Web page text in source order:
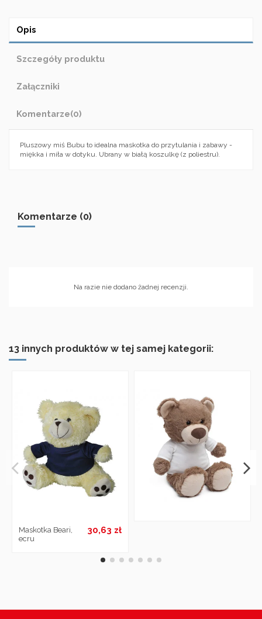
Opis
Szczegóły produktu
Załączniki
Komentarze(0)
Pluszowy miś Bubu to idealna maskotka do przytulania i zabawy -
miękka i miła w dotyku. Ubrany w białą koszulkę (z poliestru).
Komentarze (0)
Na razie nie dodano żadnej recenzji.
13 innych produktów w tej samej kategorii:
Maskotka Beari,
ecru
30,63 zł